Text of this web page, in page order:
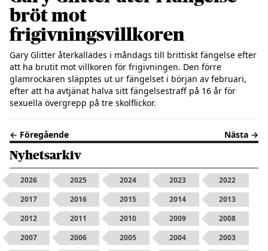
bröt mot
frigivningsvillkoren
Gary Glitter återkallades i måndags till brittiskt fängelse efter
att ha brutit mot villkoren för frigivningen. Den förre
glamrockaren släpptes ut ur fängelset i början av februari,
efter att ha avtjänat halva sitt fängelsestraff på 16 år för
← Föregående Nästa →
Nyhetsarkiv
2026 2025 2024 2023
2022
2017
2016 2015 2014
2013
2012
2011 2010 2009
2008
2007
2006 2005 2004
2003